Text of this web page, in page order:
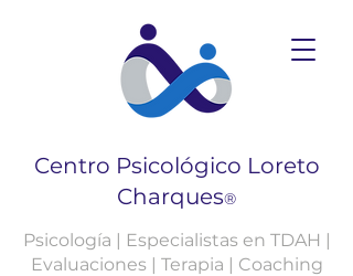
Centro Psicológico Loreto
Charques®
Psicología | Especialistas en TDAH |
Evaluaciones | Terapia | Coaching